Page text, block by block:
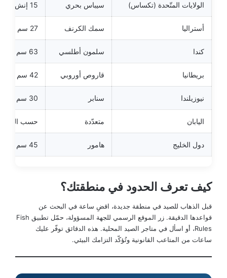
الولايات المتّحدة (تكساس) سيباس بحري 15 إنش حدّ أدنى
أستراليا سمك الكرنف 27 سم حدّ أدنى
كندا سلمون أطلسي 63 سم حدّ أدنى
بريطانيا قاروص أوروبي 42 سم حدّ أدنى
نيوزيلندا سنابر 30 سم حدّ أدنى
اليابان متعدّدة حسب
دول الخليج هامور 45 سم حدّ أدنى
كيف تعرف الحدود في منطقتك؟
قبل الذهاب للصيد في منطقة جديدة، اقضِ ساعة في البحث عن
قواعدها الدقيقة. زر الموقع الرسمي للجهة المسؤولة، حمّل تطبيق Fish
Rules، أو اسأل في متاجر الصيد المحلية. هذه الدقائق توفّر عليك
ساعات من المتاعب القانونية وتُؤكّد التزامك البيئي.